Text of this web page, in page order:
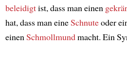
beleidigtist, dass man einen
hat, dass man eineSchnuteoder
einen Schmollmundmacht. Ein